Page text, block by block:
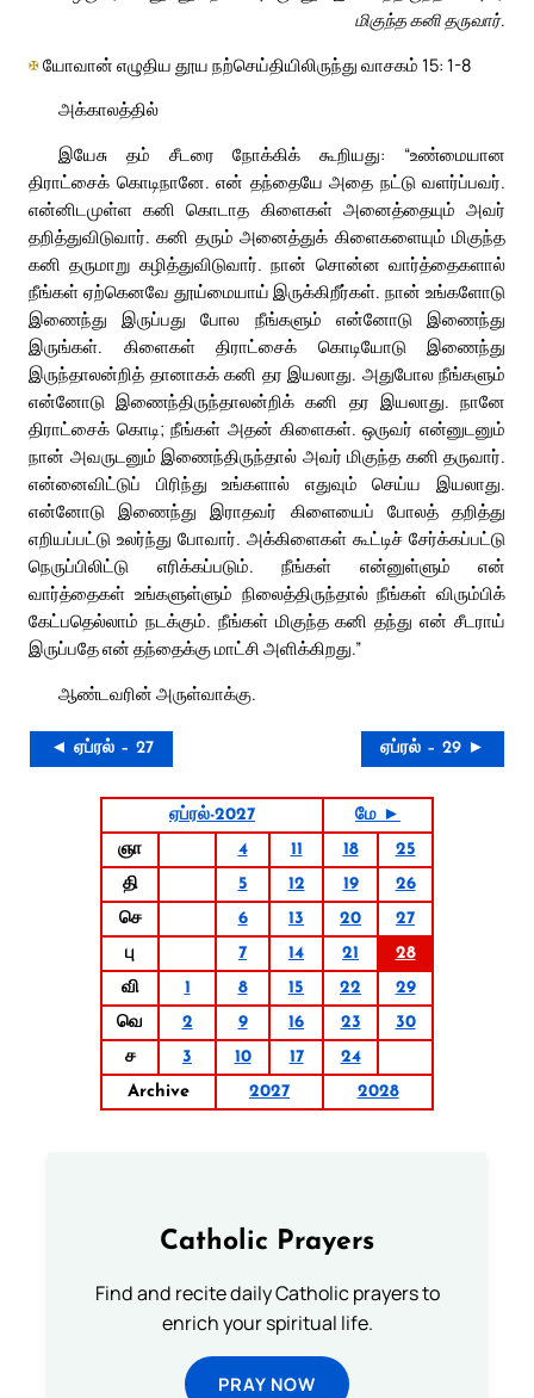
மிகுந்த கனி தருவார்.
✠யோவான் எழுதிய தூய நற்செய்தியிலிருந்து வாசகம் 15: 1-8
அக்காலத்தில்
இயேசு தம் சீடரை நோக்கிக் கூறியது: “உண்மையான
திராட்சைக் கொடிநானே. என் தந்தையே அதை நட்டு வளர்ப்பவர்.
என்னிடமுள்ள கனி கொடாத கிளைகள் அனைத்தையும் அவர்
தறித்துவிடுவார். கனி தரும் அனைத்துக் கிளைகளையும் மிகுந்த
கனி தருமாறு கழித்துவிடுவார். நான் சொன்ன வார்த்தைகளால்
நீங்கள் ஏற்கெனவே தூய்மையாய் இருக்கிறீர்கள். நான் உங்களோடு
இணைந்து இருப்பது போல நீங்களும் என்னோடு இணைந்து
இருங்கள். கிளைகள் திராட்சைக் கொடியோடு இணைந்து
இருந்தாலன்றித் தானாகக் கனி தர இயலாது. அதுபோல நீங்களும்
என்னோடு இணைந்திருந்தாலன்றிக் கனி தர இயலாது. நானே
திராட்சைக் கொடி; நீங்கள் அதன் கிளைகள். ஒருவர் என்னுடனும்
நான் அவருடனும் இணைந்திருந்தால் அவர் மிகுந்த கனி தருவார்.
என்னைவிட்டுப் பிரிந்து உங்களால் எதுவும் செய்ய இயலாது.
என்னோடு இணைந்து இராதவர் கிளையைப் போலத் தறித்து
எறியப்பட்டு உலர்ந்து போவார். அக்கிளைகள் கூட்டிச் சேர்க்கப்பட்டு
நெருப்பிலிட்டு எரிக்கப்படும். நீங்கள் என்னுள்ளும் என்
வார்த்தைகள் உங்களுள்ளும் நிலைத்திருந்தால் நீங்கள் விரும்பிக்
கேட்பதெல்லாம் நடக்கும். நீங்கள் மிகுந்த கனி தந்து என் சீடராய்
இருப்பதே என் தந்தைக்கு மாட்சி அளிக்கிறது.”
ஆண்டவரின் அருள்வாக்கு.
◄ ஏப்ரல் – 27 ஏப்ரல் – 29 ►
ஏப்ரல்-2027
மே ►
ஞா
4 11 18
25
தி
5 12 19
26
செ
6 13 20
27
பு
7 14 21
28
வி
1 8 15 22
29
வெ
2 9 16 23
30
ச
3 10 17
24
Archive
2027 2028
Catholic Prayers
Find and recite daily Catholic prayers to
enrich your spiritual life.
PRAY NOW